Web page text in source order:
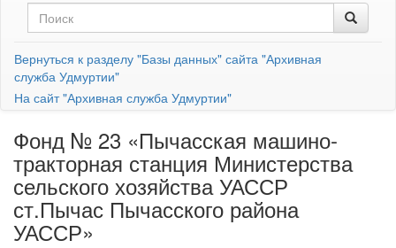
Вернуться к разделу "Базы данных" сайта "Архивная
служба Удмуртии"
На сайт "Архивная служба Удмуртии"
Фонд № 23 «Пычасская машино-
тракторная станция Министерства
сельского хозяйства УАССР
ст.Пычас Пычасского района
УАССР»